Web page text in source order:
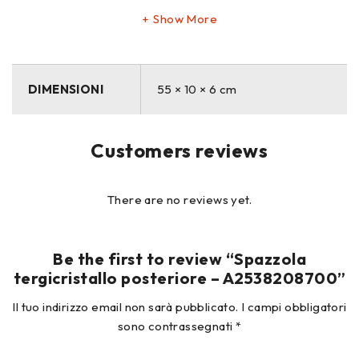
Show More
DIMENSIONI 55 × 10 × 6 cm
Customers reviews
There are no reviews yet.
Be the first to review “Spazzola
tergicristallo posteriore – A2538208700”
Il tuo indirizzo email non sarà pubblicato. I campi obbligatori
sono contrassegnati *